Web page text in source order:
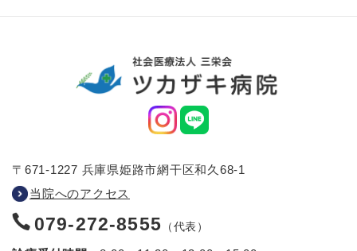
〒671-1227 兵庫県姫路市網干区和久68-1
当院へのアクセス
079-272-8555 （代表）